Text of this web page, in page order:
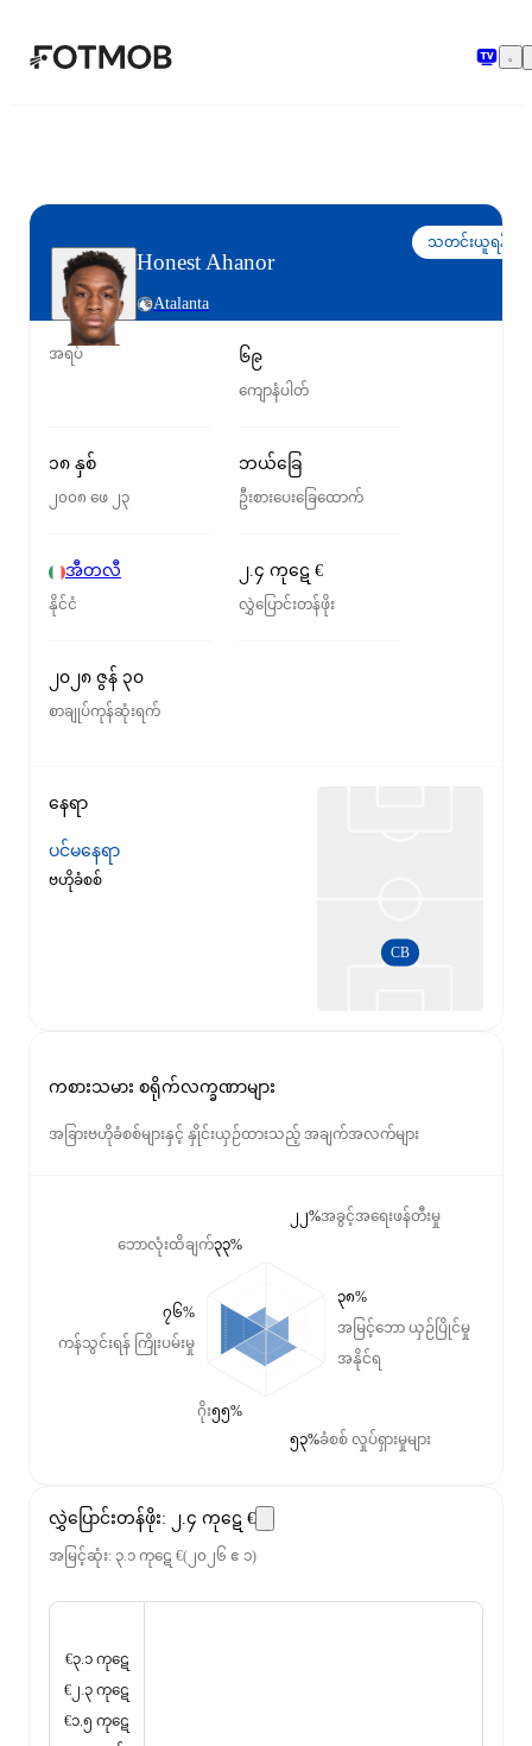
အဓိကအကြောင်းအရာသို့ ကျော်သွားရန်
Honest Ahanor
Atalanta
သတင်းယူရန်
အရပ် ၆၉
ကျောနံပါတ်
၁၈ နှစ်
၂၀၀၈ ဖေ ၂၃
ဘယ်ခြေ
ဦးစားပေးခြေထောက်
အီတလီ
နိုင်ငံ
၂.၄ ကုဋေ €
လွှဲပြောင်းတန်ဖိုး
၂၀၂၈ ဇွန် ၃၀
စာချုပ်ကုန်ဆုံးရက်
နေရာ
ပင်မနေရာ
ဗဟိုခံစစ်
CB
ကစားသမား စရိုက်လက္ခဏာများ
အခြားဗဟိုခံစစ်များနှင့် နှိုင်းယှဉ်ထားသည့် အချက်အလက်များ
ဘောလုံးထိချက်၃၃%
ကန်သွင်းရန် ကြိုးပမ်းမှု
၇၆%
ဂိုး၅၅%
အခွင့်အရေးဖန်တီးမှု
၂၂%
အမြင့်ဘော ယှဉ်ပြိုင်မှု
အနိုင်ရ
၃၈%
ခံစစ် လှုပ်ရှားမှုများ
၅၃%
လွှဲပြောင်းတန်ဖိုး: ၂.၄ ကုဋေ €
အမြင့်ဆုံး: ၃.၁ ကုဋေ €( ၂၀၂၆ ဧ ၁)
€၃.၁ ကုဋေ
€၂.၃ ကုဋေ
€၁.၅ ကုဋေ